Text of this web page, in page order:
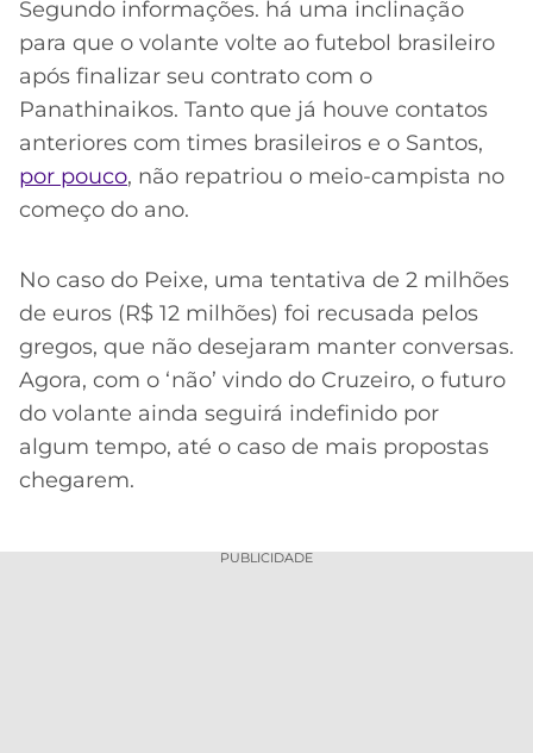
Segundo informações. há uma inclinação
para que o volante volte ao futebol brasileiro
após finalizar seu contrato com o
Panathinaikos. Tanto que já houve contatos
anteriores com times brasileiros e o Santos,
por pouco, não repatriou o meio-campista no
começo do ano.
No caso do Peixe, uma tentativa de 2 milhões
de euros (R$ 12 milhões) foi recusada pelos
gregos, que não desejaram manter conversas.
Agora, com o ‘não’ vindo do Cruzeiro, o futuro
do volante ainda seguirá indefinido por
algum tempo, até o caso de mais propostas
chegarem.
PUBLICIDADE